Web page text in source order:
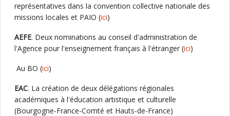
représentatives dans la convention collective nationale des
missions locales et PAIO (ici)
AEFE. Deux nominations au conseil d'administration de
l'Agence pour l'enseignement français à l'étranger (ici)
Au BO (ici)
EAC. La création de deux délégations régionales
académiques à l'éducation artistique et culturelle
(Bourgogne-France-Comté et Hauts-de-France)